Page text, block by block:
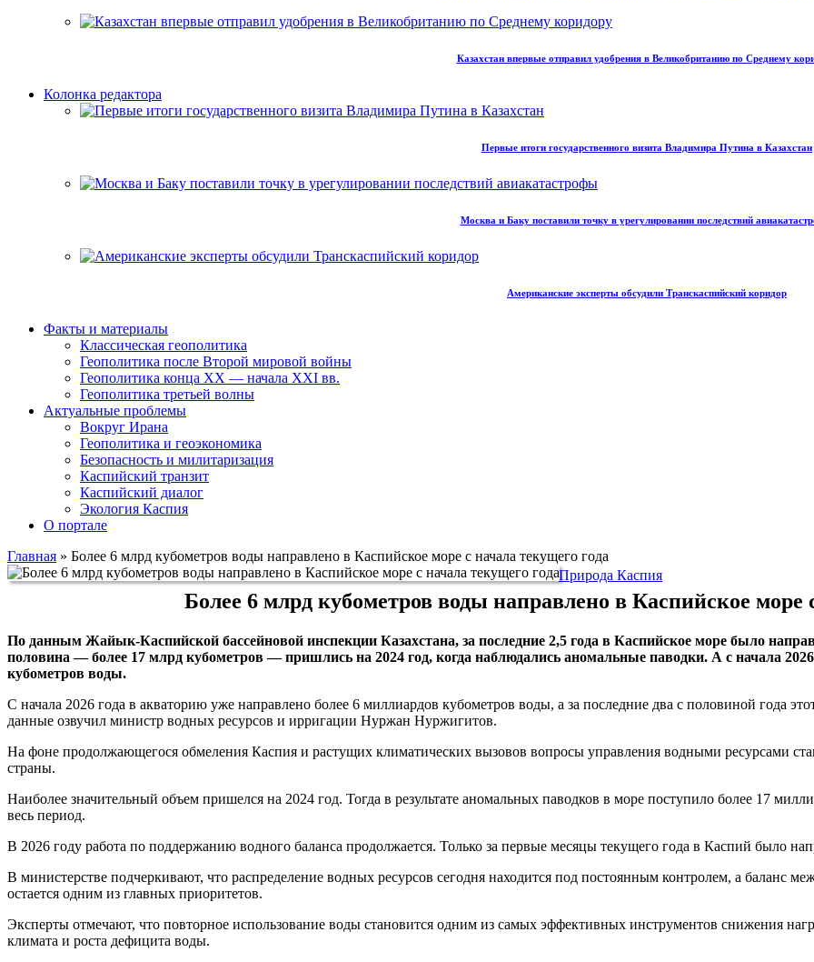
Казахстан впервые отправил удобрения в Великобританию по Среднему
Колонка редактора
Первые итоги государственного визита Владимира Путина в Казахстан
Москва и Баку поставили точку в урегулировании последствий
Американские эксперты обсудили Транскаспийский коридор
Факты и материалы
Классическая геополитика
Геополитика после Второй мировой войны
Геополитика конца XX — начала XXI вв.
Геополитика третьей волны
Актуальные проблемы
Вокруг Ирана
Геополитика и геоэкономика
Безопасность и милитаризация
Каспийский транзит
Каспийский диалог
Экология Каспия
О портале
Главная » Более 6 млрд кубометров воды направлено в Каспийское море с начала текущего года
Природа Каспия
Более 6 млрд кубометров воды направлено в Каспийское море
По данным Жайык-Каспийской бассейновой инспекции Казахстана, за последние 2,5 года в Каспийское море было
половина — более 17 млрд кубометров — пришлись на 2024 год, когда наблюдались аномальные паводки. А с начала
кубометров воды.
С начала 2026 года в акваторию уже направлено более 6 миллиардов кубометров воды, а за последние два с половиной года
данные озвучил министр водных ресурсов и ирригации Нуржан Нуржигитов.
На фоне продолжающегося обмеления Каспия и растущих климатических вызовов вопросы управления водными ресурсами
страны.
Наиболее значительный объем пришелся на 2024 год. Тогда в результате аномальных паводков в море поступило более 17
весь период.
В 2026 году работа по поддержанию водного баланса продолжается. Только за первые месяцы текущего года в Каспий было
В министерстве подчеркивают, что распределение водных ресурсов сегодня находится под постоянным контролем, а баланс
остается одним из главных приоритетов.
Эксперты отмечают, что повторное использование воды становится одним из самых эффективных инструментов снижения
климата и роста дефицита воды.